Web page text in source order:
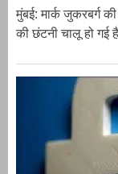
मुंबई: मार्क जुकरबर्ग
की छंटनी चालू हो गई